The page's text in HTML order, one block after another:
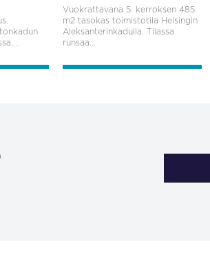
Vuokrattavana 5. kerroksen 485
m2 tasokas toimistotila Helsingin
Aleksanterinkadulla. Tilassa
runsaa...